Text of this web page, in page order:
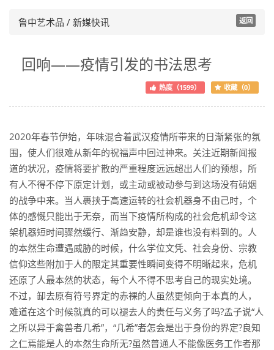
鲁中艺术品 / 新媒快讯 返回
回响——疫情引发的书法思考
热度（1599） 收藏（0）
2020年春节伊始，年味混合着武汉疫情所带来的日渐紧张的氛
围，使人们很难从新年的祝福声中回过神来。关注近期新闻报
道的状况，疫情将要扩散的严重程度远远超出人们的预想，所
有人不得不停下原定计划，或主动或被动参与到这场没有硝烟
的战争中来。当人裹挟于高速运转的社会机器身不由己时，个
体的感慨只能出于无奈，而当下疫情所构成的社会危机却令这
架机器短时间骤然缓行、渐趋安静，却是谁也没有料到的。人
的本然生命遭遇威胁的时候，什么学位文凭、社会身份、宗教
信仰这些附加于人的限定其重要性瞬间变得不明晰起来，危机
还原了人最本然的状态，每个人不得不思考自己的现实处境。
不过，缷去原有符号界定的赤裸的人虽然更倾向于本真的人，
难道在这个时候就真的可以褪去人的责任与义务了吗?孟子说“人
之所以异于禽兽者几希”，“几希”者怎会是出于身份的界定?良知
之仁焉能是人的本然生命所无?虽然普通人不能像医务工作者那